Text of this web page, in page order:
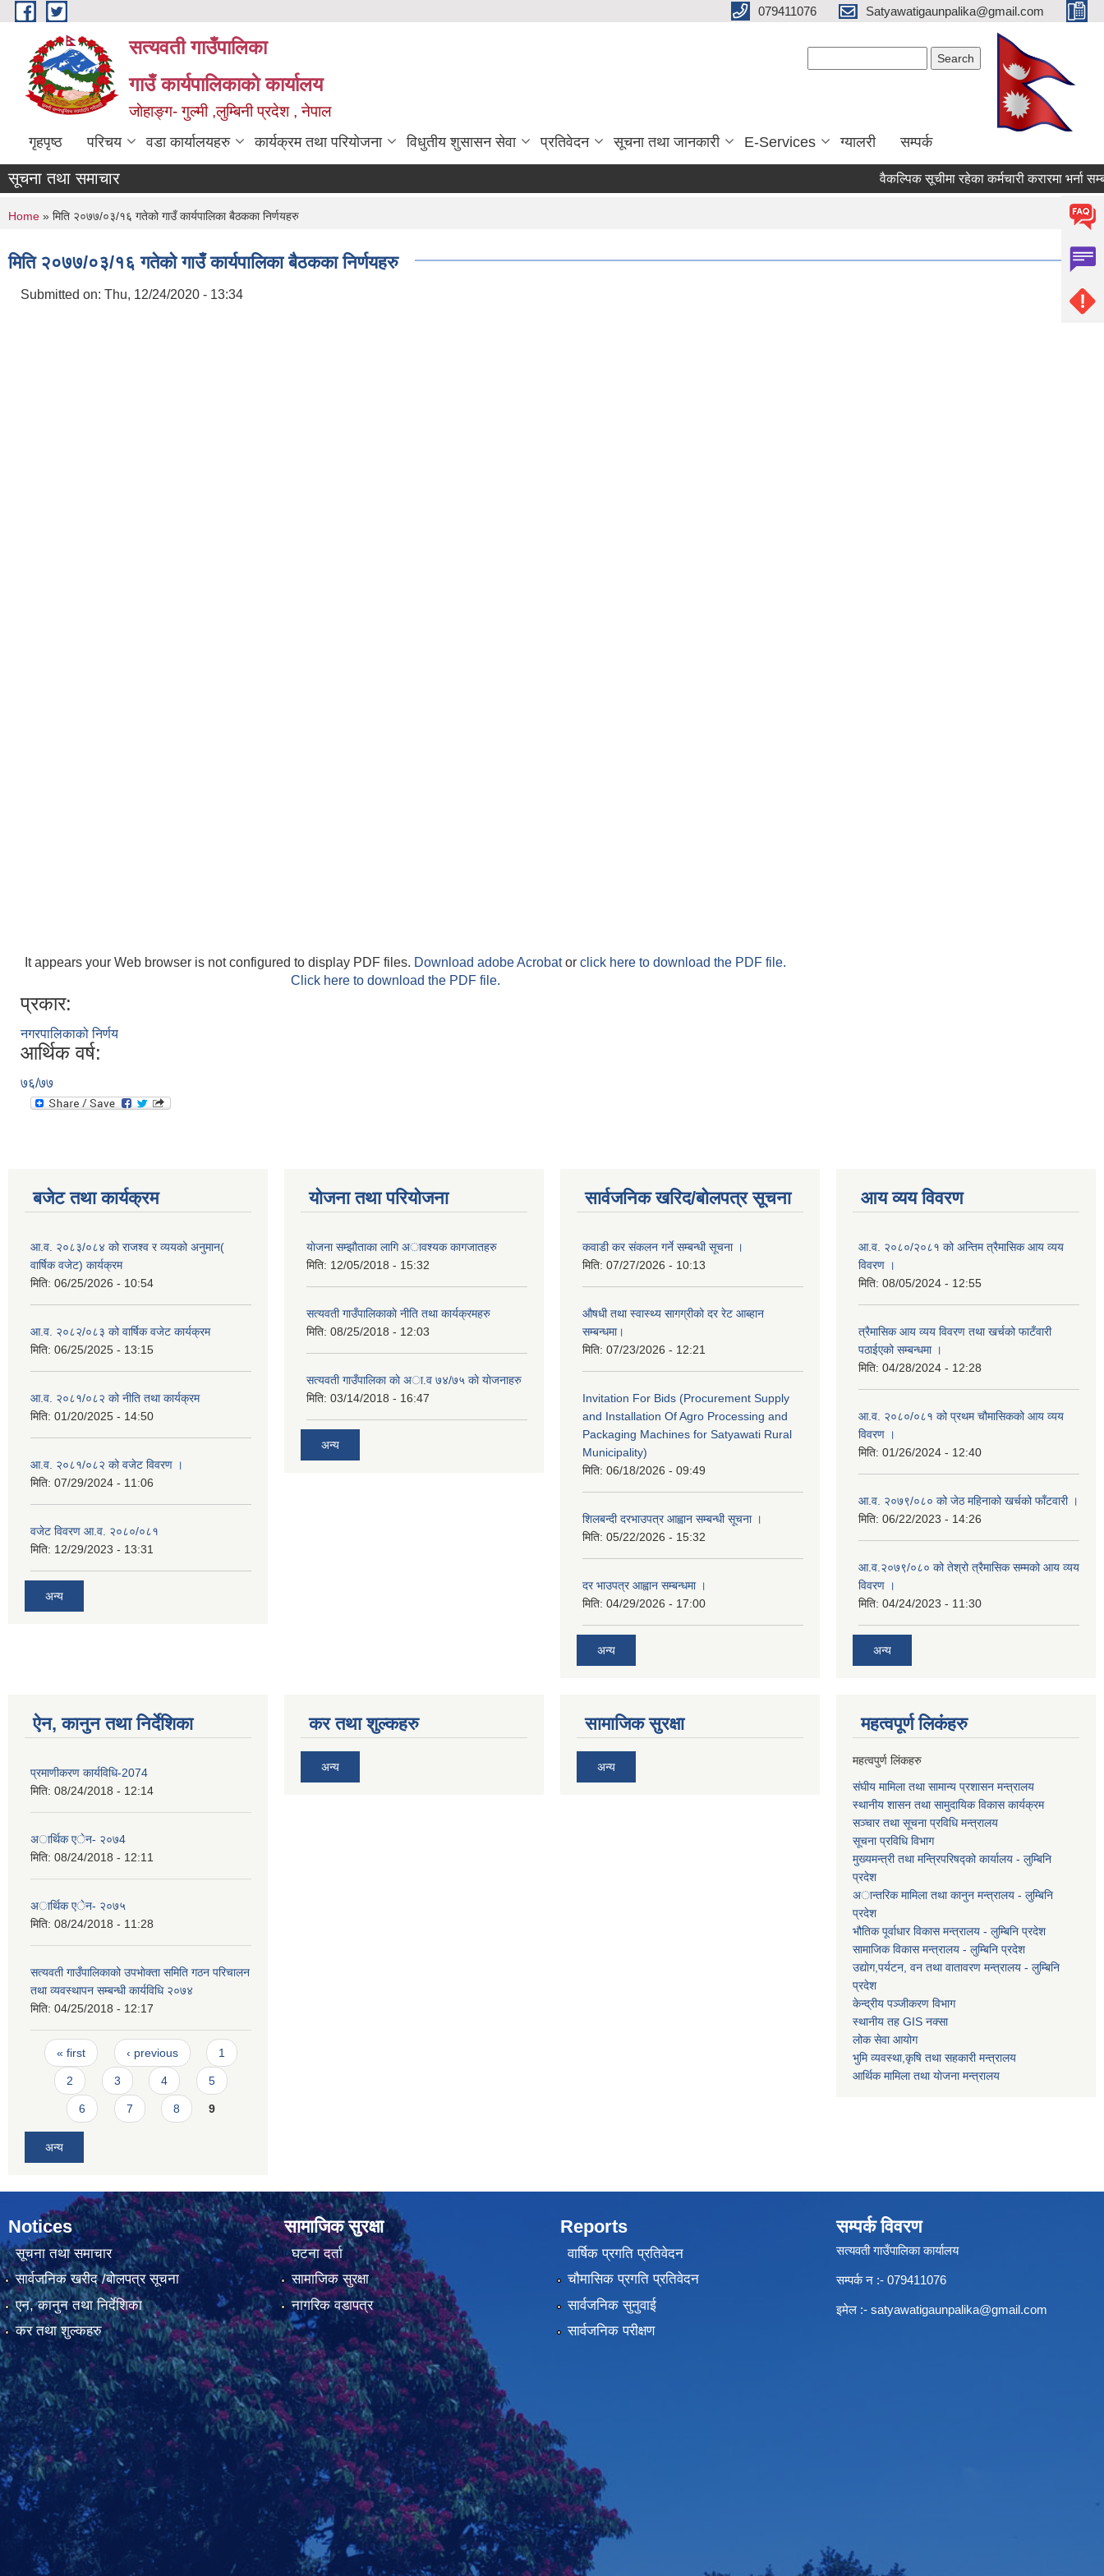
Skip to main content 079411076 Satyawatigaunpalika@gmail.com
सत्यवती गाउँपालिका
गाउँ कार्यपालिकाकाे कार्यालय
जाेहाङ्ग- गुल्मी ,लुम्बिनी प्रदेश , नेपाल
गृहपृष्ठ परिचय वडा कार्यालयहरु कार्यक्रम तथा परियोजना विधुतीय शुसासन सेवा प्रतिवेदन सूचना तथा जानकारी E-Services ग्यालरी सम्पर्क
सूचना तथा समाचार वैकल्पिक सूचीमा रहेका कर्मचारी करारमा भर्ना सम्बन्धी
You are here
Home » मिति २०७७/०३/१६ गतेको गाउँ कार्यपालिका बैठकका निर्णयहरु
मिति २०७७/०३/१६ गतेको गाउँ कार्यपालिका बैठकका निर्णयहरु
Submitted on: Thu, 12/24/2020 - 13:34
It appears your Web browser is not configured to display PDF files. Download adobe Acrobator click here to download the PDF file.
Click here to download the PDF file.
प्रकार:
नगरपालिकाको निर्णय
आर्थिक वर्ष:
७६/७७
बजेट तथा कार्यक्रम
आ.व. २०८३/०८४ को राजश्व र व्ययको अनुमान(
वार्षिक वजेट) कार्यक्रम
मिति: 06/25/2026 - 10:54
आ.व. २०८२/०८३ को वार्षिक वजेट कार्यक्रम
मिति: 06/25/2025 - 13:15
आ.व. २०८१/०८२ को नीति तथा कार्यक्रम
मिति: 01/20/2025 - 14:50
आ.व. २०८१/०८२ को वजेट विवरण ।
मिति: 07/29/2024 - 11:06
वजेट विवरण आ.व. २०८०/०८१
मिति: 12/29/2023 - 13:31
अन्य
योजना तथा परियोजना
याेजना सम्झाैताका लागि अावश्यक कागजातहरु
मिति: 12/05/2018 - 15:32
सत्यवती गाउँपालिकाकाे नीति तथा कार्यक्रमहरु
मिति: 08/25/2018 - 12:03
सत्यवती गाउँपालिका काे अा‍.व ७४/७५ काे याेजनाहरु
मिति: 03/14/2018 - 16:47
अन्य
सार्वजनिक खरिद/बोलपत्र सूचना
कवाडी कर संकलन गर्ने सम्बन्धी सूचना ।
मिति: 07/27/2026 - 10:13
औषधी तथा स्वास्थ्य सागग्रीको दर रेट आब्हान
सम्बन्धमा।
मिति: 07/23/2026 - 12:21
Invitation For Bids (Procurement Supply
and Installation Of Agro Processing and
Packaging Machines for Satyawati Rural
Municipality)
मिति: 06/18/2026 - 09:49
शिलबन्दी दरभाउपत्र आह्वान सम्बन्धी सूचना ।
मिति: 05/22/2026 - 15:32
दर भाउपत्र आह्वान सम्बन्धमा ।
मिति: 04/29/2026 - 17:00
अन्य
आय व्यय विवरण
आ.व. २०८०/२०८१ को अन्तिम त्रैमासिक आय व्यय
विवरण ।
मिति: 08/05/2024 - 12:55
त्रैमासिक आय व्यय विवरण तथा खर्चको फाटँवारी
पठाईएको सम्बन्धमा ।
मिति: 04/28/2024 - 12:28
आ.व. २०८०/०८१ को प्रथम चौमासिकको आय व्यय
विवरण ।
मिति: 01/26/2024 - 12:40
आ.व. २०७९/०८० को जेठ महिनाको खर्चको फाँटवारी ।
मिति: 06/22/2023 - 14:26
आ.व.२०७९/०८० को तेश्रो त्रैमासिक सम्मको आय व्यय
विवरण ।
मिति: 04/24/2023 - 11:30
अन्य
ऐन, कानुन तथा निर्देशिका
प्रमाणीकरण कार्यविधि-2074
मिति: 08/24/2018 - 12:14
अार्थिक एेन- २०७4
मिति: 08/24/2018 - 12:11
अार्थिक एेन- २०७५
मिति: 08/24/2018 - 11:28
सत्यवती गाउँपालिकाको उपभाेक्ता समिति गठन परिचालन
तथा व्यवस्थापन सम्बन्धी कार्यविधि २०७४
मिति: 04/25/2018 - 12:17
Pages
« first ‹ previous 1
2 3 4 5
6 7 8 9
अन्य
कर तथा शुल्कहरु
अन्य
सामाजिक सुरक्षा
अन्य
महत्वपूर्ण लि‌कंंहरु
महत्वपुर्ण लिंकहरु
संघीय मामिला तथा सामान्य प्रशासन मन्त्रालय
स्थानीय शासन तथा सामुदायिक विकास कार्यक्रम
सञ्चार तथा सूचना प्रविधि मन्त्रालय
सूचना प्रविधि विभाग
मुख्यमन्त्री तथा मन्त्रिपरिषद्को कार्यालय - लुम्बिनि
प्रदेश
अान्तरिक मामिला तथा कानुन मन्त्रालय - लुम्बिनि
प्रदेश
भौतिक पूर्वाधार विकास मन्त्रालय - लुम्बिनि प्रदेश
सामाजिक विकास मन्त्रालय - लुम्बिनि प्रदेश
उद्याेग,पर्यटन, वन तथा वातावरण मन्त्रालय - लुम्बिनि
प्रदेश
केन्द्रीय पञ्जीकरण विभाग
स्थानीय तह GIS नक्सा
लोक सेवा आयोग
भुमि व्यवस्था,कृषि तथा सहकारी मन्त्रालय
आर्थिक मामिला तथा याेजना मन्त्रालय
Notices
सूचना तथा समाचार
सार्वजनिक खरीद /बोलपत्र सूचना
एन, कानुन तथा निर्देशिका
कर तथा शुल्कहरु
सामाजिक सुरक्षा
घटना दर्ता
सामाजिक सुरक्षा
नागरिक वडापत्र
Reports
वार्षिक प्रगति प्रतिवेदन
चौमासिक प्रगति प्रतिवेदन
सार्वजनिक सुनुवाई
सार्वजनिक परीक्षण
सम्पर्क विवरण
सत्यवती गाउँपालिका कार्यालय
सम्पर्क न‌ :- 079411076
इमेल :- satyawatigaunpalika@gmail.com